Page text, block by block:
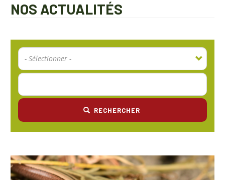
NOS ACTUALITÉS
RECHERCHER